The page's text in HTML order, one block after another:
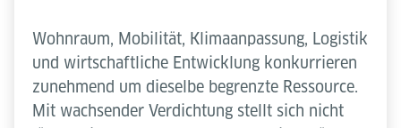
Wohnraum, Mobilität, Klimaanpassung, Logistik
und wirtschaftliche Entwicklung konkurrieren
zunehmend um dieselbe begrenzte Ressource.
Mit wachsender Verdichtung stellt sich nicht